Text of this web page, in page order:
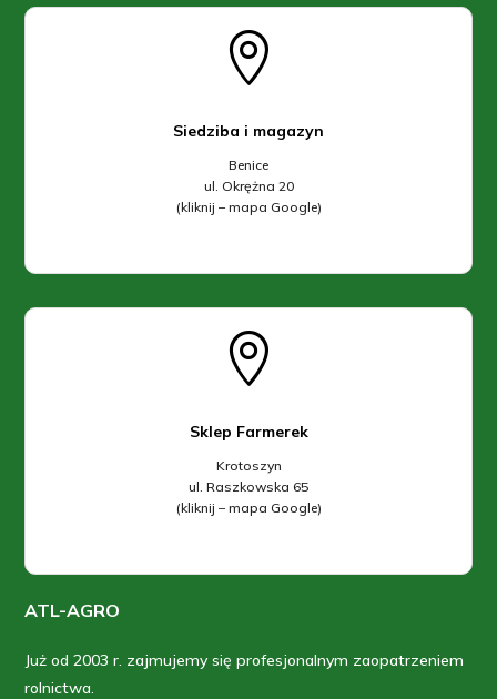

Siedziba i magazyn
Benice
ul. Okrężna 20
(kliknij – mapa Google)

Sklep Farmerek
Krotoszyn
ul. Raszkowska 65
(kliknij – mapa Google)
ATL-AGRO
Już od 2003 r. zajmujemy się profesjonalnym zaopatrzeniem
rolnictwa.